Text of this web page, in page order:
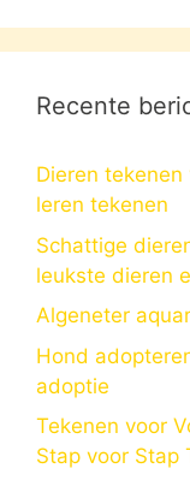
Recente
Dieren
leren tekenen
Schattige
leukste dieren
Algeneter
Hond
adoptie
Tekenen voor
Stap voor Stap